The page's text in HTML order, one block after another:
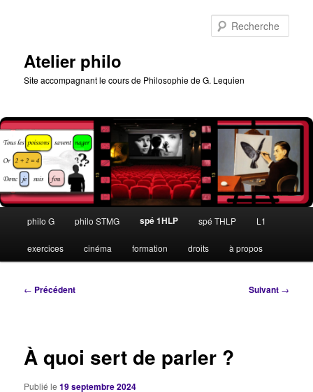
Atelier philo
Site accompagnant le cours de Philosophie de G. Lequien
principal
philo G philo STMG spé 1HLP spé THLP L1
exercices cinéma formation droits à propos
Navigation
← Précédent Suivant →
À quoi sert de parler ?
Publié le19 septembre 2024